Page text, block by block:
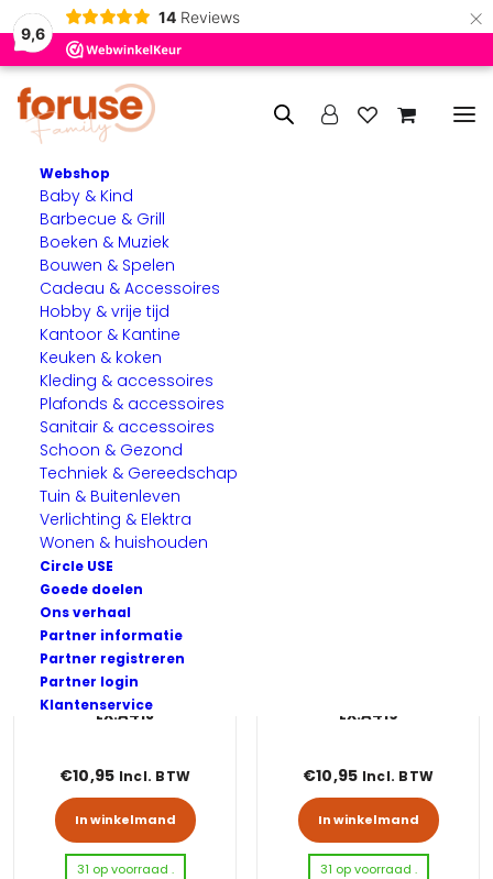
9,6
14 Reviews ×
Webshop
Baby & Kind
Barbecue & Grill
Boeken & Muziek
Bouwen & Spelen
Cadeau & Accessoires
Hobby & vrije tijd
Kantoor & Kantine
Keuken & koken
Kleding & accessoires
Plafonds & accessoires
Sanitair & accessoires
Schoon & Gezond
Techniek & Gereedschap
Tuin & Buitenleven
Verlichting & Elektra
Wonen & huishouden
Circle USE
Goede doelen
Ons verhaal
Partner informatie
Partner registreren
Partner login
Klantenservice
Home Producten getagged “Politie”
Politie
City police – Gelddief –
LX.A418
€10,95 Incl. BTW
In winkelmand
31 op voorraad .
LX.A419
€10,95 Incl. BTW
In winkelmand
31 op voorraad .